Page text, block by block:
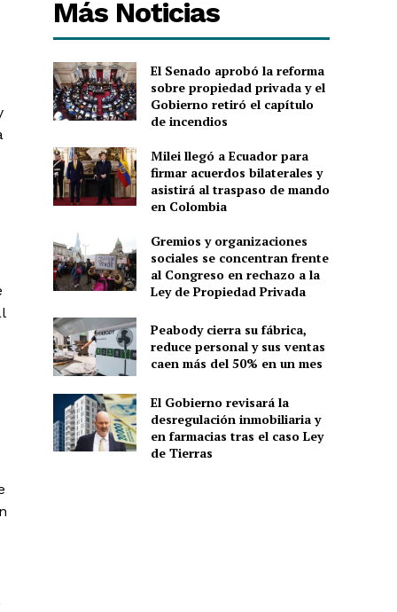
Más Noticias
El Senado aprobó la reforma
sobre propiedad privada y el
Gobierno retiró el capítulo
de incendios
Milei llegó a Ecuador para
firmar acuerdos bilaterales y
asistirá al traspaso de mando
en Colombia
Gremios y organizaciones
sociales se concentran frente
al Congreso en rechazo a la
Ley de Propiedad Privada
Peabody cierra su fábrica,
reduce personal y sus ventas
caen más del 50% en un mes
El Gobierno revisará la
desregulación inmobiliaria y
en farmacias tras el caso Ley
de Tierras